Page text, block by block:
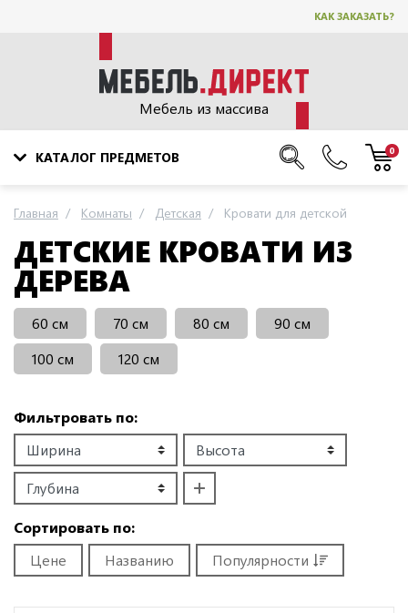
КАК ЗАКАЗАТЬ?
Мебель из массива
КАТАЛОГ ПРЕДМЕТОВ 0
Главная Комнаты Детская Кровати для детской
ДЕТСКИЕ КРОВАТИ ИЗ
ДЕРЕВА
60 см 70 см 80 см
90 см
100 см
120 см
Сортировать по:
Цене
Названию Популярности
Фильтровать по: